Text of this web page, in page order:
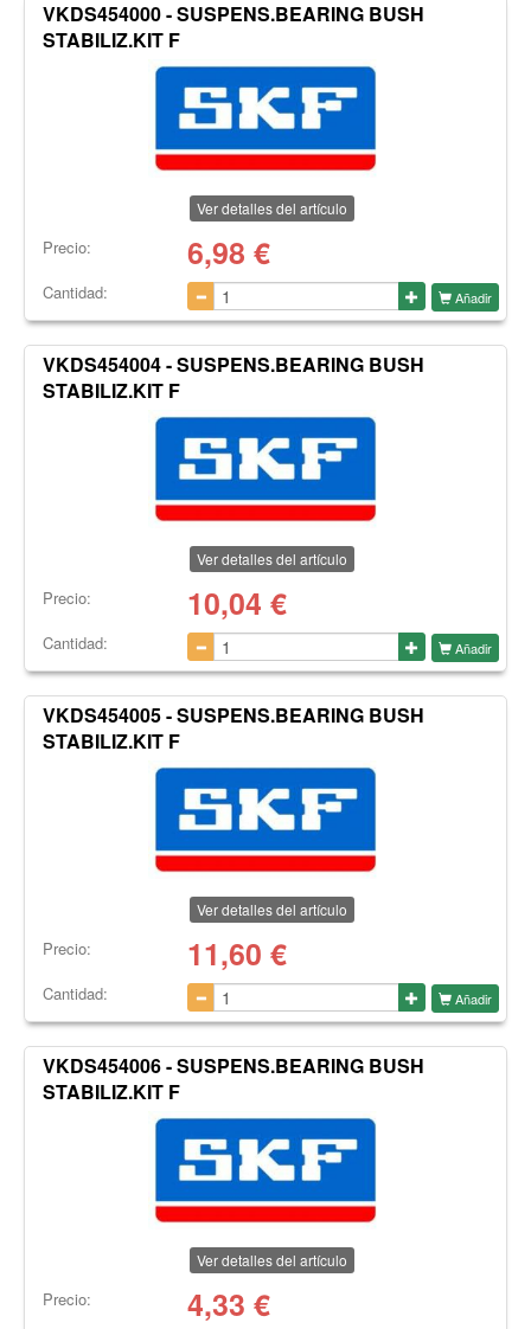
VKDS454000 - SUSPENS.BEARING BUSH
STABILIZ.KIT F
Ver detalles del artículo
Precio: 6,98 €
Cantidad: Añadir
VKDS454004 - SUSPENS.BEARING BUSH
STABILIZ.KIT F
Ver detalles del artículo
Precio: 10,04 €
Cantidad: Añadir
VKDS454005 - SUSPENS.BEARING BUSH
STABILIZ.KIT F
Ver detalles del artículo
Precio: 11,60 €
Cantidad: Añadir
VKDS454006 - SUSPENS.BEARING BUSH
STABILIZ.KIT F
Ver detalles del artículo
Precio: 4,33 €